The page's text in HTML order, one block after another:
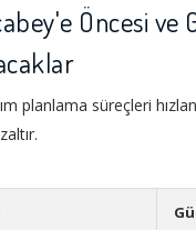
Öncesi ve
planlama süreçleri